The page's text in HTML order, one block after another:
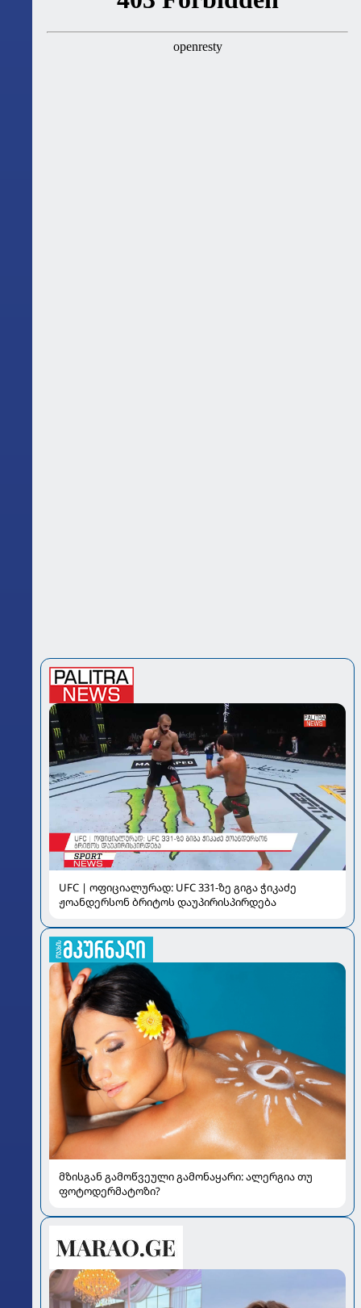
UFC | ოფიციალურად: UFC 331-ზე გიგა ჭიკაძე
ჟოანდერსონ ბრიტოს დაუპირისპირდება
მზისგან გამოწვეული გამონაყარი: ალერგია თუ
ფოტოდერმატოზი?